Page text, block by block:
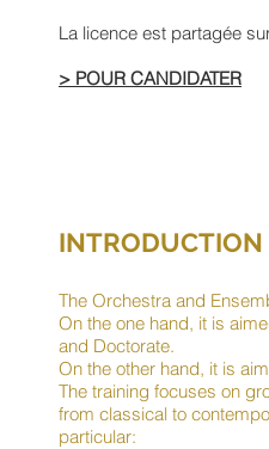
La licence est partagée
> POUR CANDIDATER
INTRODUCTION
The Orchestra and
On the one hand, it is
and Doctorate.
On the other hand, it is
The training focuses on
from classical to
particular: